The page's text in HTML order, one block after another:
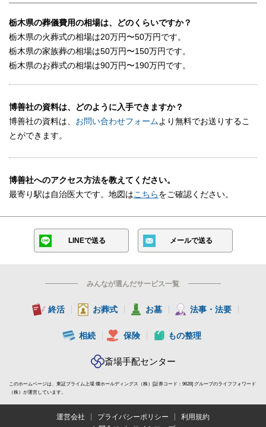
スロープ20
高級ドーム棺
黒桜 骨壺
桐骨箱
高級骨覆い
ドライアイス（1日分）
カラー遺影
モニター遺影
盛菓子（大）
紋幕装飾
庭装飾（アレンジ花付）
木製12尺看板（看板家紋入）
屋外電光看板
道路案内看板
栃木県の葬儀費用の相場は、どのくらいですか？
栃木県の火葬式の相場は20万円〜50万円です。
栃木県の家族葬の相場は50万円〜150万円です。
栃木県のお葬式の相場は90万円〜190万円です。
博善社の資料は、どのように入手できますか？
博善社の資料は、 お問い合わせフォームより無料でお送りするこ
とができます。
博善社へのアクセス方法を教えてください。
最寄り駅は自治医大です。地図はこちらをご確認ください。
LINEで送る メールで送る
みんなが選んだサービス一覧
終活 お葬式 お墓 法事・法要
相続 保険 もの整理
斎場手配センター
このホームページは、東証プライム上場 燦ホールディングス（株）[証券コード：9628] グループのライフフォワード
（株）が運営しています。
運営会社 プライバシーポリシー
利用規約